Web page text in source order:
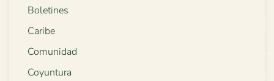
Boletines
Caribe
Comunidad
Coyuntura